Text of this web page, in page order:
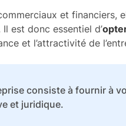
et financiers,
est donc essentiel d’
et l’attractivité de
consiste à fournir à
et juridique.